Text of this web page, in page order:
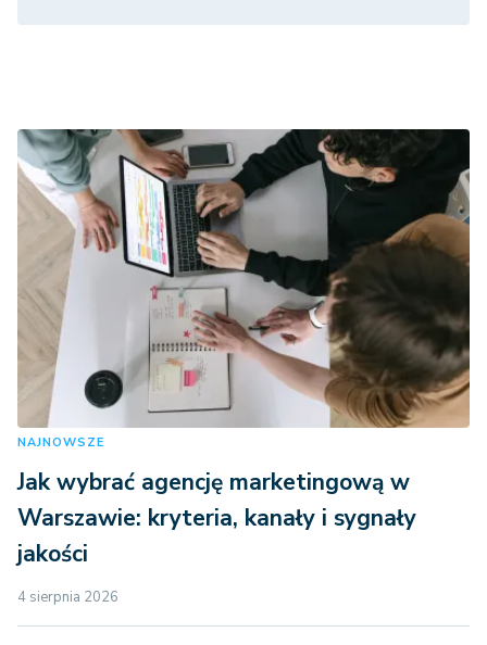
NAJNOWSZE
Jak wybrać agencję marketingową w
Warszawie: kryteria, kanały i sygnały
jakości
4 sierpnia 2026